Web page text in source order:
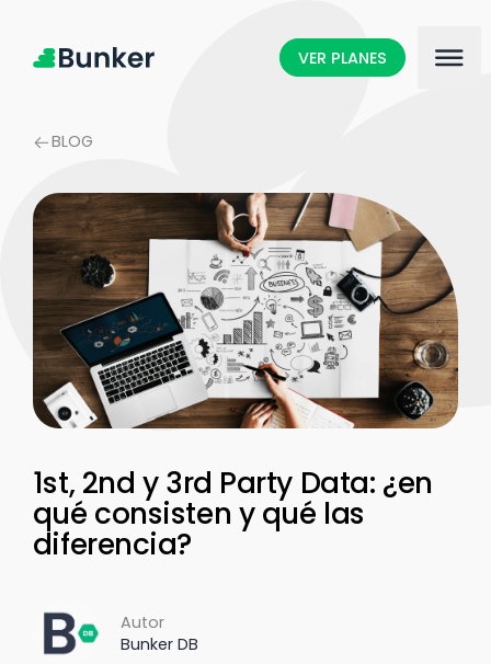
VER PLANES
BLOG
1st, 2nd y 3rd Party Data: ¿en
qué consisten y qué las
diferencia?
Autor
Bunker DB